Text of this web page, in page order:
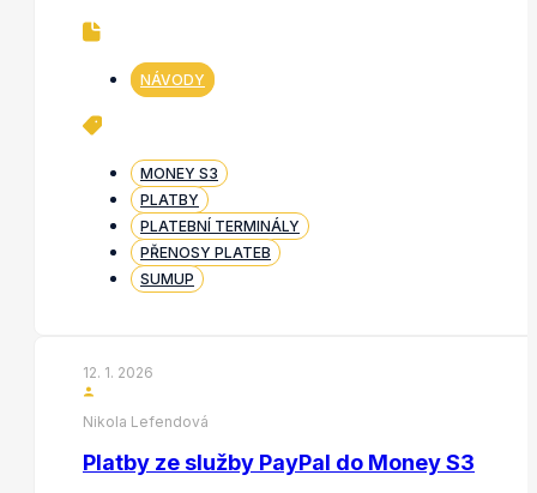
NÁVODY
MONEY S3
PLATBY
PLATEBNÍ TERMINÁLY
PŘENOSY PLATEB
SUMUP
12. 1. 2026
Nikola Lefendová
Platby ze služby PayPal do Money S3